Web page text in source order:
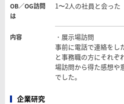
OB／OG訪問
は
1〜2人の社員と会った
内容
・展示場訪問
事前に電話で連絡をし
と事務職の方にそれぞ
場訪問から得た感想や
でした。
企業研究